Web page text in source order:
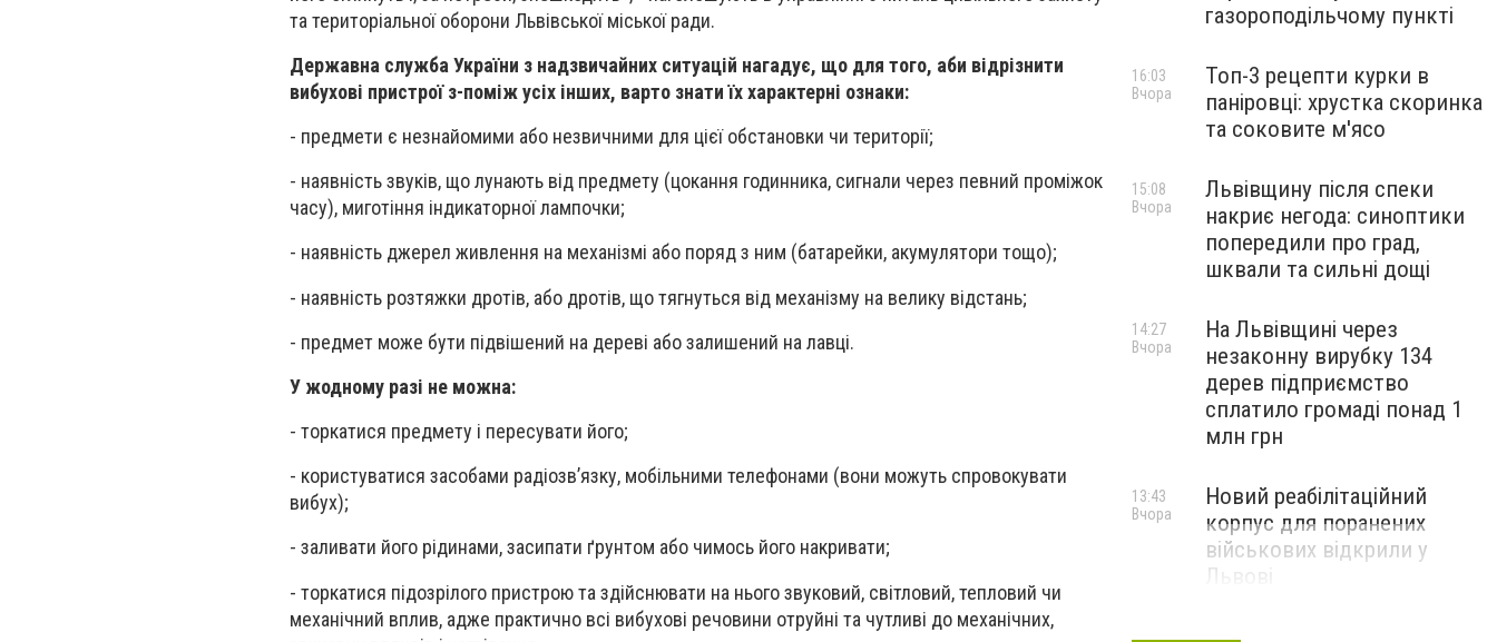
та територіальної оборони Львівської міської ради.
Державна служба України з надзвичайних ситуацій нагадує, що для того, аби відрізнити
вибухові пристрої з-поміж усіх інших, варто знати їх характерні ознаки:
- предмети є незнайомими або незвичними для цієї обстановки чи території;
- наявність звуків, що лунають від предмету (цокання годинника, сигнали через певний проміжок
часу), миготіння індикаторної лампочки;
- наявність джерел живлення на механізмі або поряд з ним (батарейки, акумулятори тощо);
- наявність розтяжки дротів, або дротів, що тягнуться від механізму на велику відстань;
- предмет може бути підвішений на дереві або залишений на лавці.
У жодному разі не можна:
- торкатися предмету і пересувати його;
- користуватися засобами радіозв’язку, мобільними телефонами (вони можуть спровокувати
вибух);
- заливати його рідинами, засипати ґрунтом або чимось його накривати;
- торкатися підозрілого пристрою та здійснювати на нього звуковий, світловий, тепловий чи
механічний вплив, адже практично всі вибухові речовини отруйні та чутливі до механічних,
газороподільчому пункті
Топ-3 рецепти курки в
паніровці: хрустка скоринка
та соковите м'ясо
16:03
Вчора
Львівщину після спеки
накриє негода: синоптики
попередили про град,
шквали та сильні дощі
15:08
Вчора
На Львівщині через
незаконну вирубку 134
дерев підприємство
сплатило громаді понад 1
млн грн
14:27
Вчора
Новий реабілітаційний
корпус для поранених
військових відкрили у
Львові
13:43
Вчора